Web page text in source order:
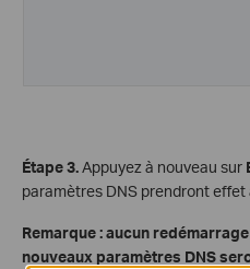
Étape 3.Appuyez à nouveau sur
paramètres DNS prendront
Remarque : aucun
nouveaux paramètres DNS